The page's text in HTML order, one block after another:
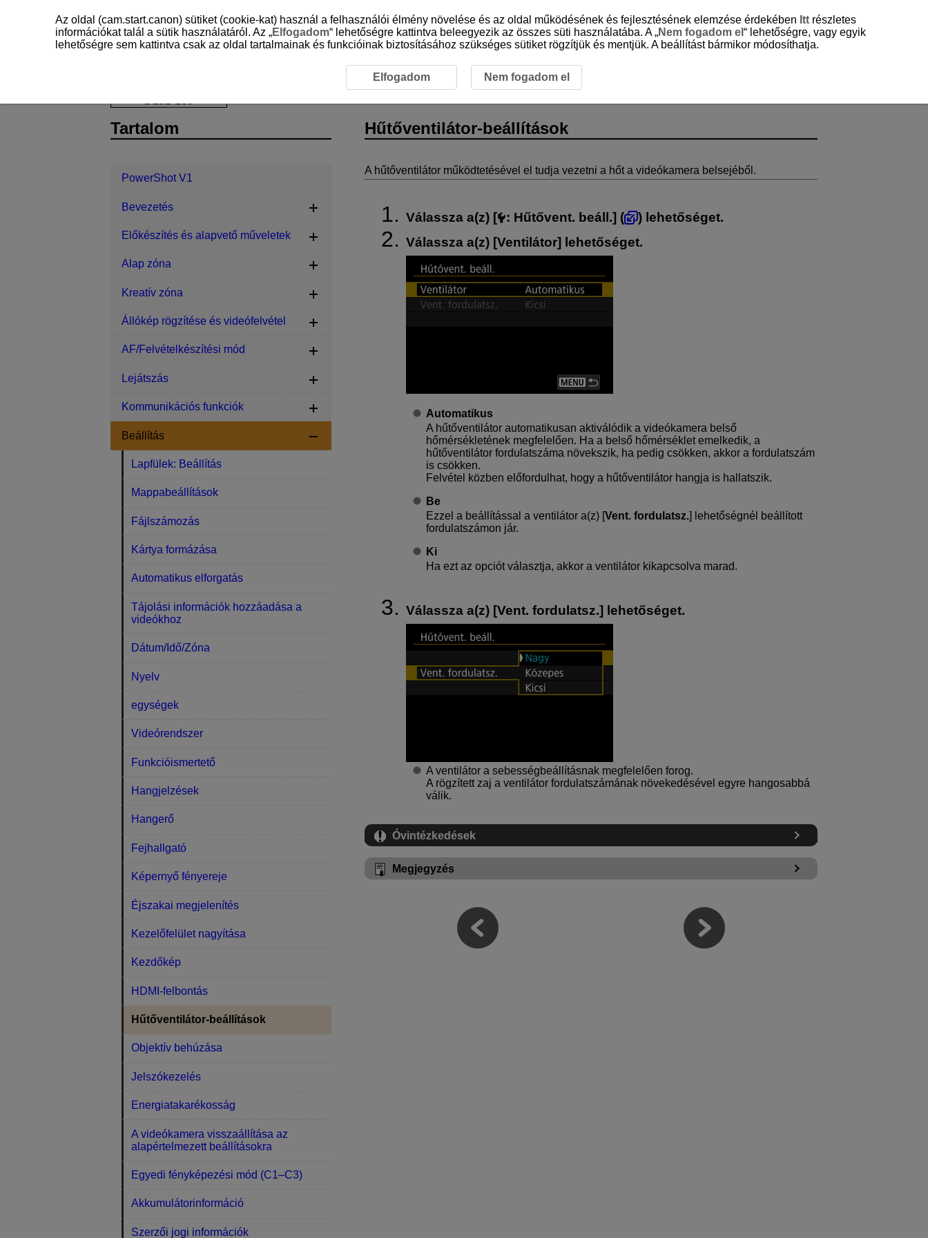
Hűtőventilátor-beállítások
Hűtőventilátor-beállítások
A hűtőventilátor működtetésével el tudja vezetni a hőt a videókamera belsejéből.
Válassza a(z) [ : Hűtővent. beáll.] (
) lehetőséget.
Válassza a(z) [Ventilátor] lehetőséget.
Automatikus
A hűtőventilátor automatikusan aktiválódik a videókamera belső
hőmérsékletének megfelelően. Ha a belső hőmérséklet emelkedik, a
hűtőventilátor fordulatszáma növekszik, ha pedig csökken, akkor a fordulatszám
is csökken.
Felvétel közben előfordulhat, hogy a hűtőventilátor hangja is hallatszik.
Be
Ezzel a beállítással a ventilátor a(z) [Vent. fordulatsz.] lehetőségnél beállított
fordulatszámon jár.
Ki
Ha ezt az opciót választja, akkor a ventilátor kikapcsolva marad.
Válassza a(z) [Vent. fordulatsz.] lehetőséget.
A ventilátor a sebességbeállításnak megfelelően forog.
A rögzített zaj a ventilátor fordulatszámának növekedésével egyre hangosabbá
válik.
Óvintézkedések
Megjegyzés
Tartalom
PowerShot V1
Bevezetés
Előkészítés és alapvető műveletek
Alap zóna
Kreatív zóna
Állókép rögzítése és videófelvétel
AF/Felvételkészítési mód
Lejátszás
Kommunikációs funkciók
Beállítás
Lapfülek: Beállítás
Mappabeállítások
Fájlszámozás
Kártya formázása
Automatikus elforgatás
Tájolási információk hozzáadása a
videókhoz
Dátum/Idő/Zóna
Nyelv
egységek
Videórendszer
Funkcióismertető
Hangjelzések
Hangerő
Fejhallgató
Képernyő fényereje
Éjszakai megjelenítés
Kezelőfelület nagyítása
Kezdőkép
HDMI-felbontás
Hűtőventilátor-beállítások
Objektív behúzása
Jelszókezelés
Energiatakarékosság
A videókamera visszaállítása az
alapértelmezett beállításokra
Egyedi fényképezési mód (C1–C3)
Akkumulátorinformáció
Szerzői jogi információk
Az oldal (cam.start.canon) sütiket (cookie-kat) használ a felhasználói élmény növelése és az oldal működésének és fejlesztésének elemzése érdekében Itt részletes
információkat talál a sütik használatáról. Az „Elfogadom“ lehetőségre kattintva beleegyezik az összes süti használatába. A „Nem fogadom el “ lehetőségre, vagy egyik
lehetőségre sem kattintva csak az oldal tartalmainak és funkcióinak biztosításához szükséges sütiket rögzítjük és mentjük. A beállítást bármikor módosíthatja.
Elfogadom Nem fogadom el